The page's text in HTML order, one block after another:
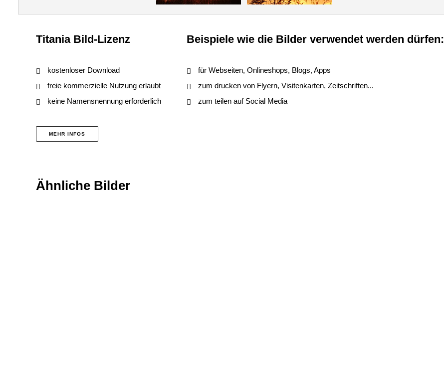
Titania Bild-Lizenz
kostenloser Download
freie kommerzielle Nutzung erlaubt
keine Namensnennung erforderlich
MEHR INFOS
Beispiele wie die Bilder verwendet werden dürfen:
für Webseiten, Onlineshops, Blogs, Apps
zum drucken von Flyern, Visitenkarten, Zeitschriften...
zum teilen auf Social Media
Ähnliche Bilder